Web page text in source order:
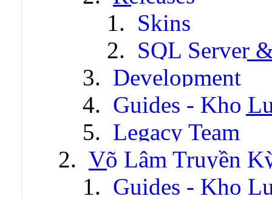
Skins
SQL Server
Development
Guides - Kho
Legacy Team
Võ Lâm Truyền
Guides - Kho